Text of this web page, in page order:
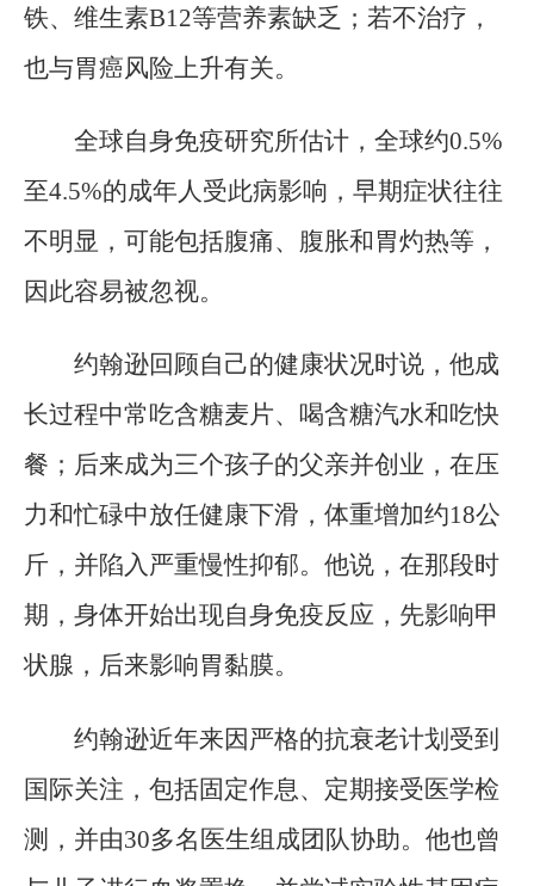
铁、维生素B12等营养素缺乏；若不治疗，
也与胃癌风险上升有关。
全球自身免疫研究所估计，全球约0.5%
至4.5%的成年人受此病影响，早期症状往往
不明显，可能包括腹痛、腹胀和胃灼热等，
因此容易被忽视。
约翰逊回顾自己的健康状况时说，他成
长过程中常吃含糖麦片、喝含糖汽水和吃快
餐；后来成为三个孩子的父亲并创业，在压
力和忙碌中放任健康下滑，体重增加约18公
斤，并陷入严重慢性抑郁。他说，在那段时
期，身体开始出现自身免疫反应，先影响甲
状腺，后来影响胃黏膜。
约翰逊近年来因严格的抗衰老计划受到
国际关注，包括固定作息、定期接受医学检
测，并由30多名医生组成团队协助。他也曾